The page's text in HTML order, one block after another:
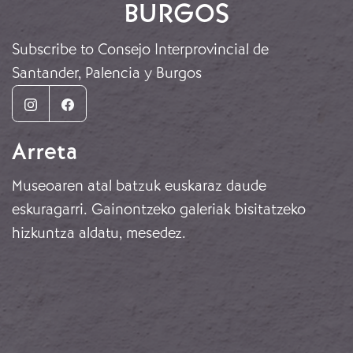
BURGOS
Subscribe to Consejo Interprovincial de
Santander, Palencia y Burgos
InstagramFacebook
Arreta
Museoaren atal batzuk euskaraz daude
eskuragarri. Gainontzeko galeriak bisitatzeko
hizkuntza aldatu, mesedez.